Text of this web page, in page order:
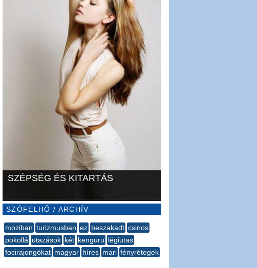
SZÉPSÉG ÉS KITARTÁS
SZÓFELHŐ / ARCHÍV
moziban turizmusban ez beszakadt csinos
pokollá utazások két kenguru légiutas
focirajongókat magyar híres mari fényrétegek